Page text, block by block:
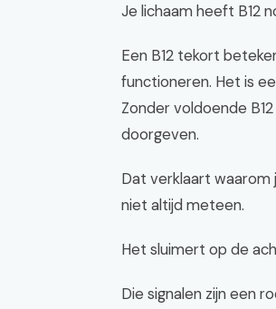
Je lichaam heeft B12
Een B12 tekort
functioneren. Het is
Zonder voldoende
doorgeven.
Dat verklaart waarom
niet altijd meteen.
Het sluimert op de
Die signalen zijn een